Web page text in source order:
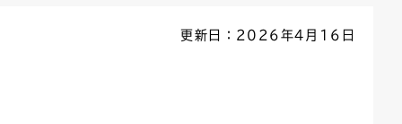
更新日：2026年4月16日